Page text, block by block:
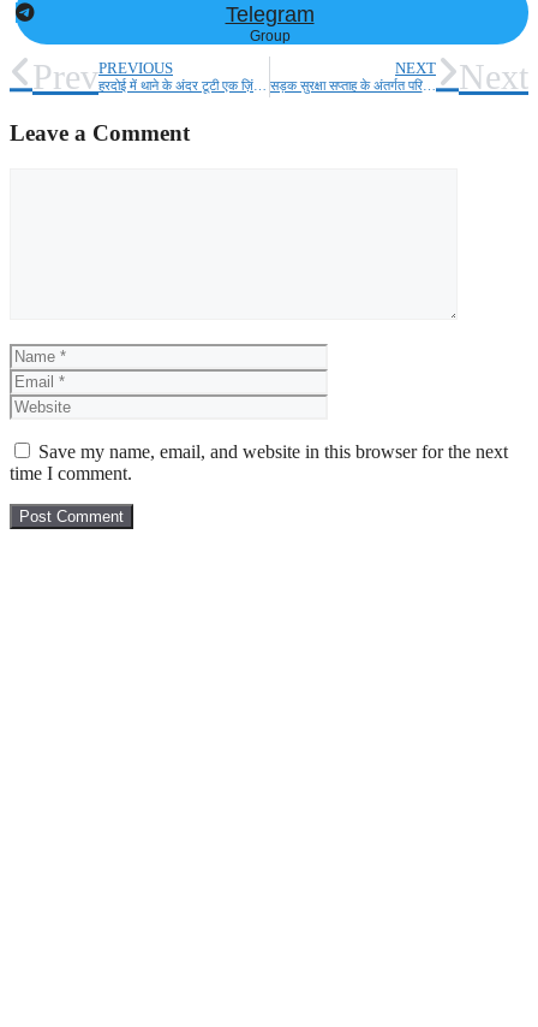
Telegram
Group
PrevPREVIOUS NEXT
सड़क सुरक्षा सप्ताह के अंतर्गत परिवहन विभाग ने आयोजित किया नुक्कड़ नाटक Next
Leave a Comment
Name
Save my name, email, and website in this browser for the next
time I comment.